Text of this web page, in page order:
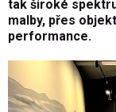
tak široké
malby, přes
performance.